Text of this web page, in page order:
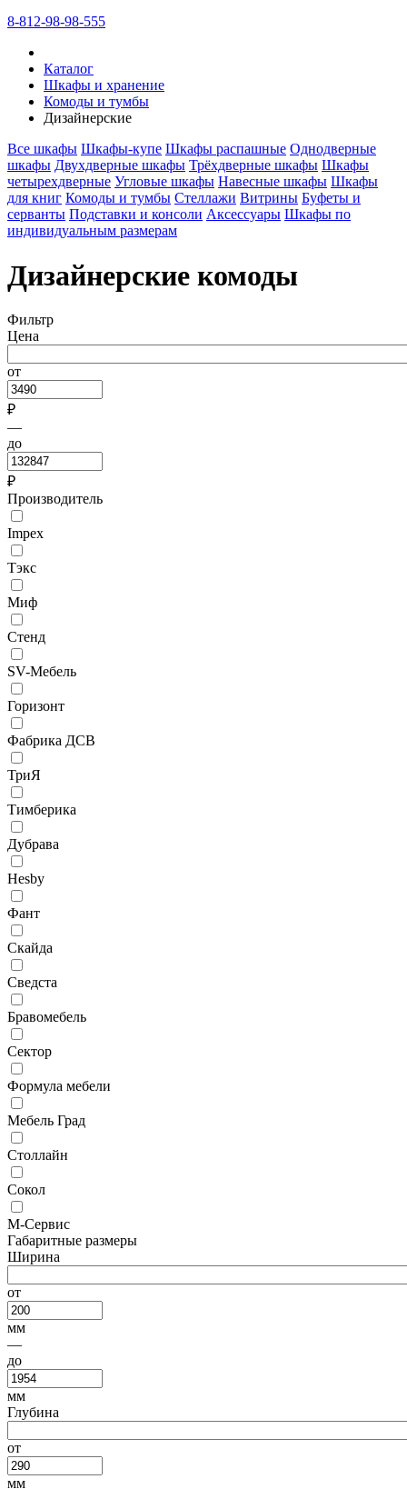
8-812-98-98-555
Каталог
Шкафы и хранение
Комоды и тумбы
Дизайнерские
Все шкафы Шкафы-купе Шкафы распашные Однодверные
шкафы Двухдверные шкафы Трёхдверные шкафы Шкафы
четырехдверные Угловые шкафы Навесные шкафы Шкафы
для книг Комоды и тумбы Стеллажи Витрины Буфеты и
серванты Подставки и консоли Аксессуары Шкафы по
индивидуальным размерам
Дизайнерские комоды
Фильтр
Цена
от
₽
—
до
₽
Производитель
Impex
Тэкс
Миф
Стенд
SV-Мебель
Горизонт
Фабрика ДСВ
ТриЯ
Тимберика
Дубрава
Hesby
Фант
Скайда
Сведста
Бравомебель
Сектор
Формула мебели
Мебель Град
Столлайн
Сокол
М-Сервис
Габаритные размеры
Ширина
от
мм
—
до
мм
Глубина
от
мм